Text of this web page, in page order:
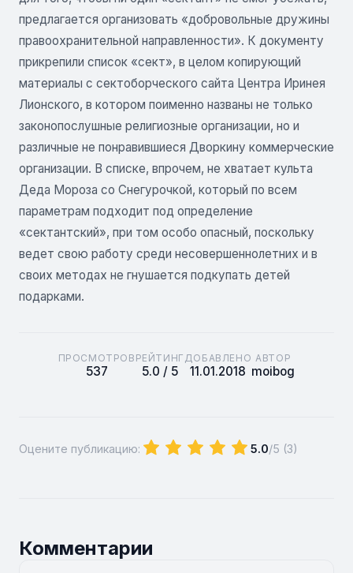
предлагается организовать «добровольные дружины
правоохранительной направленности». К документу
прикрепили список «сект», в целом копирующий
материалы с сектоборческого сайта Центра Иринея
Лионского, в котором поименно названы не только
законопослушные религиозные организации, но и
различные не понравившиеся Дворкину коммерческие
организации. В списке, впрочем, не хватает культа
Деда Мороза со Снегурочкой, который по всем
параметрам подходит под определение
«сектантский», при том особо опасный, поскольку
ведет свою работу среди несовершеннолетних и в
своих методах не гнушается подкупать детей
подарками.
ПРОСМОТРОВ
537
РЕЙТИНГ
5.0 / 5
ДОБАВЛЕНО
11.01.2018
АВТОР
moibog
Оцените публикацию: 5.0/5 (3)
Комментарии